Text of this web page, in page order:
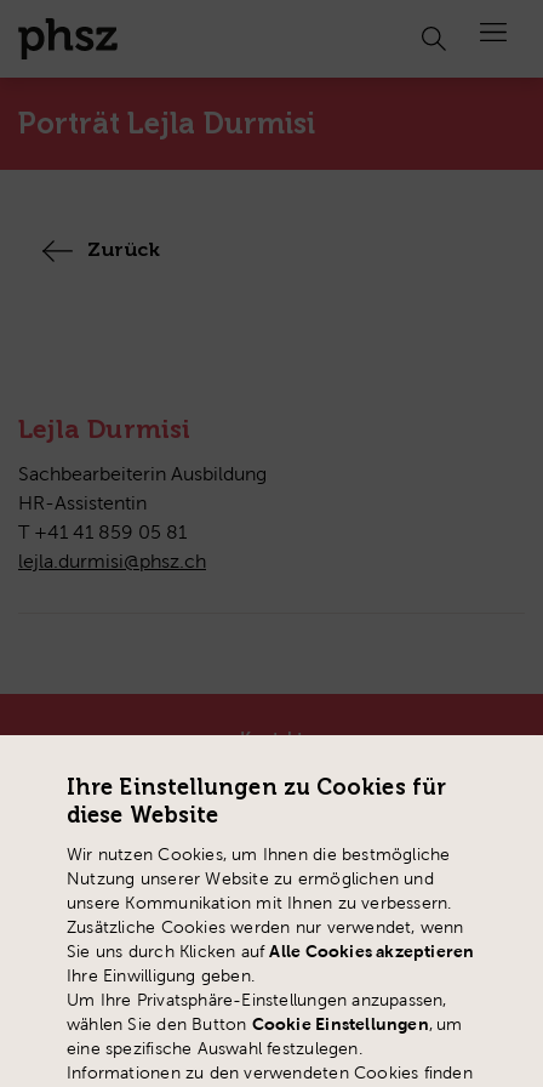
Porträt Lejla Durmisi
Zurück
Lejla Durmisi
Sachbearbeiterin Ausbildung
HR-Assistentin
T +41 41 859 05 81
lejla.durmisi@phsz.ch
Kontakt
Zaystrasse 42
CH-6410 Goldau
T+41 41 859 05 90
info@phsz.ch
Ihre Einstellungen zu Cookies für
diese Website
Wir nutzen Cookies, um Ihnen die bestmögliche
Nutzung unserer Website zu ermöglichen und
unsere Kommunikation mit Ihnen zu verbessern.
Zusätzliche Cookies werden nur verwendet, wenn
Sie uns durch Klicken aufAlle Cookies akzeptieren
Ihre Einwilligung geben.
Um Ihre Privatsphäre-Einstellungen anzupassen,
wählen Sie den Button Cookie Einstellungen, um
eine spezifische Auswahl festzulegen.
Informationen zu den verwendeten Cookies finden